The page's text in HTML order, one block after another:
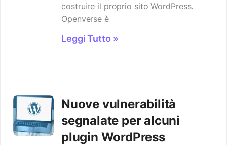
costruire il proprio sito WordPress.
Openverse è
Leggi Tutto »
Nuove vulnerabilità
segnalate per alcuni
plugin WordPress